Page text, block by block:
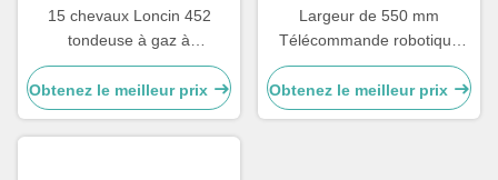
15 chevaux Loncin 452
tondeuse à gaz à
commande à distance
tondeuse pour collines
Obtenez le meilleur prix
Largeur de 550 mm
Télécommande robotique
Tenteuse à gazon 7,5 HP
Tenteuse à gazon Loncin
224 Rc
Obtenez le meilleur prix